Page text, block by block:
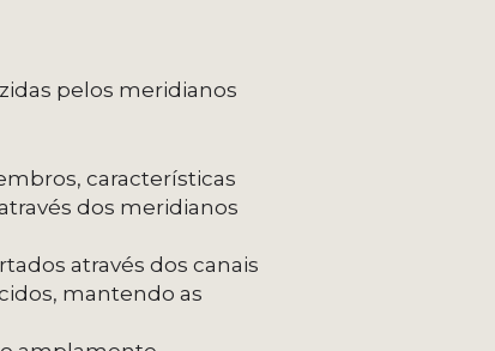
pelos meridianos
características
dos meridianos
através dos canais
mantendo as